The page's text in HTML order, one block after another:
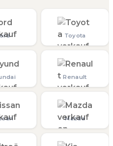
Toyota
Renault
Mazda